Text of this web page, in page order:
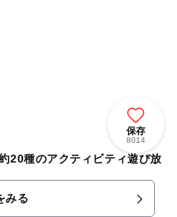
保存
8014
20種のアクティビティ遊び放
みる